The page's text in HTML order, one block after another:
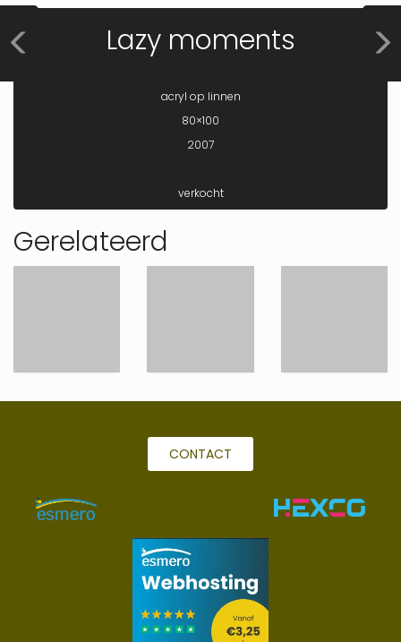
Lazy moments
acryl op linnen
80×100
2007
verkocht
Gerelateerd
CONTACT